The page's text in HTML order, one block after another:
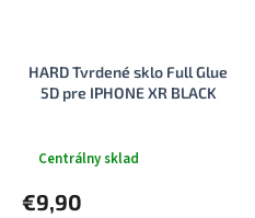
HARD Tvrdené sklo Full Glue
5D pre IPHONE XR BLACK
Centrálny sklad
€9,90